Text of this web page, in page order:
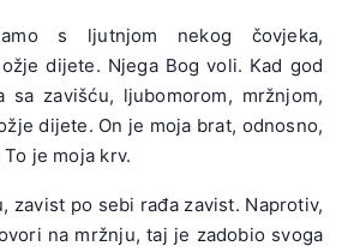
s ljutnjom nekog čovjeka,
dijete. Njega Bog voli. Kad god
sa zavišću, ljubomorom, mržnjom,
dijete. On je moja brat, odnosno,
je moja krv.
zavist po sebi rađa zavist. Naprotiv,
na mržnju, taj je zadobio svoga